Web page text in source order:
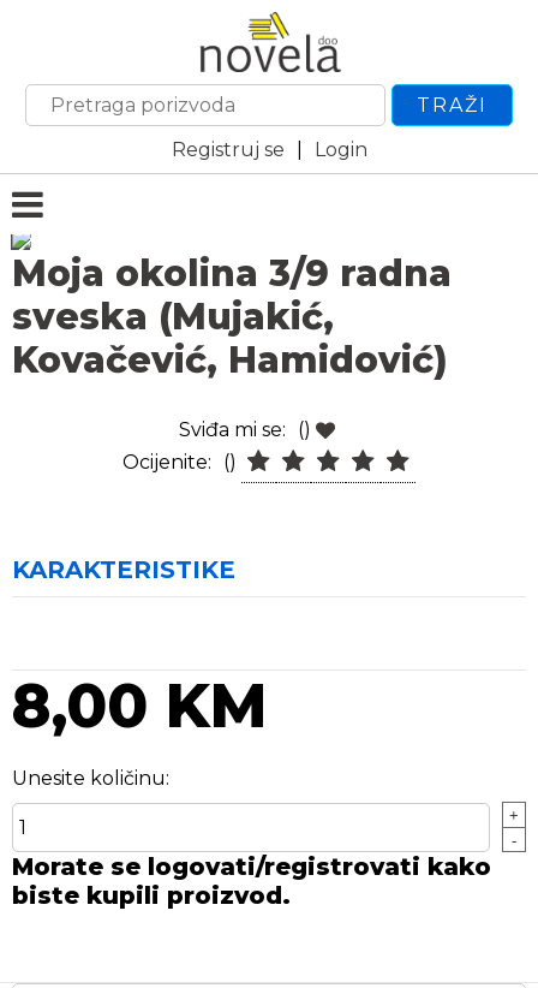
TRAŽI
Registruj se
Login
Moja okolina 3/9 radna
sveska (Mujakić,
Kovačević, Hamidović)
Sviđa mi se:
()
Ocijenite:
()
KARAKTERISTIKE
8,00 KM
Unesite količinu:
+
-
Morate se logovati/registrovati kako
biste kupili proizvod.